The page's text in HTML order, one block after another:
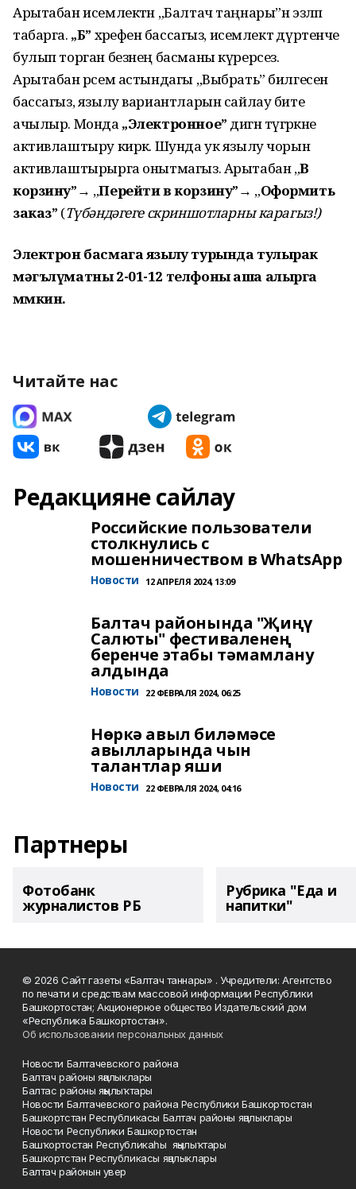
Арытабан исемлектән „Балтач таңнары”н эзләп
табарга. „Б” хәрефенә бассагыз, исемлектә дүртенче
булып торган безнең басманы күрерсез.
Арытабан рәсем астындагы „Выбрать” билгесенә
бассагыз, язылу вариантларын сайлау бите
ачылыр. Монда „Электронное” дигән түгәрәкне
активлаштыру кирәк. Шунда ук язылу чорын
активлаштырырга онытмагыз. Арытабан „В
корзину”→ „Перейти в корзину”→ „Оформить
заказ” (Түбәндәгеге скриншотларны карагыз!)
Электрон басмага язылу турында тулырак
мәгълүматны 2-01-12 телфоны аша алырга
мөмкин.
Читайте нас
Редакцияне сайлау
Российские пользователи
столкнулись с
мошенничеством в WhatsApp
Новости 12 АПРЕЛЯ 2024, 13:09
Балтач районында "Җиңү
Салюты" фестиваленең
беренче этабы тәмамлану
алдында
Новости 22 ФЕВРАЛЯ 2024, 06:25
Нөркә авыл биләмәсе
авылларында чын
талантлар яши
Новости 22 ФЕВРАЛЯ 2024, 04:16
Партнеры
Фотобанк
журналистов РБ
Рубрика "Еда и
напитки"
© 2026 Сайт газеты «Балтач таннары» . Учредители: Агентство
по печати и средствам массовой информации Республики
Башкортостан; Акционерное общество Издательский дом
«Республика Башкортостан».
Об использовании персональных данных
Новости Балтачевского района
Балтач районы яңалыклары
Балтас районы яңылыҡтары
Новости Балтачевского района Республики Башкортостан
Башкортстан Республикасы Балтач районы яңалыклары
Новости Республики Башкортостан
Башҡортостан Республикаһы яңылыҡтары
Башкортстан Республикасы яңалыклары
Балтач районын увер